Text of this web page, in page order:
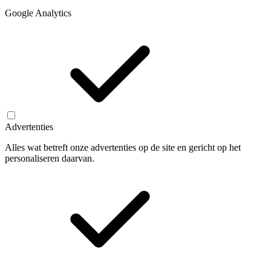
Google Analytics
Advertenties
Alles wat betreft onze advertenties op de site en gericht op het
personaliseren daarvan.